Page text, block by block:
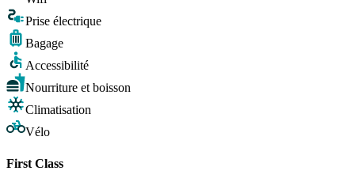
Prise électrique
Bagage
Accessibilité
Nourriture et boisson
Climatisation
Vélo
First Class